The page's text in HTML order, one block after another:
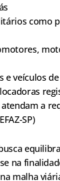
como
e veículos
atendam a
SP)
na
malha